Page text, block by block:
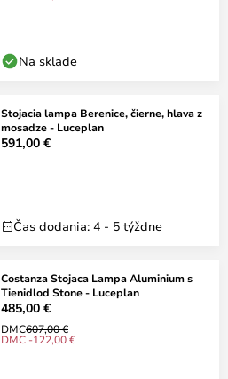
Na sklade
Stojacia lampa Berenice, čierne, hlava z
mosadze - Luceplan
591,00 €
Čas dodania: 4 - 5 týždne
Costanza Stojaca Lampa Aluminium s
Tienidlod Stone - Luceplan
485,00 €
DMC607,00 €
DMC -122,00 €